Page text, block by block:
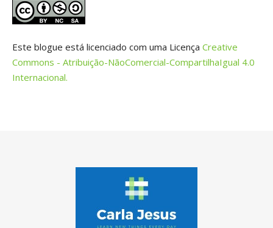
Este blogue está licenciado com uma Licença Creative
Commons - Atribuição-NãoComercial-CompartilhaIgual 4.0
Internacional.